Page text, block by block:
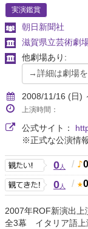
実演鑑賞
朝日新聞社
滋賀県立芸術劇
他劇場あり:
2008/11/16 (日)
上演時間：
公式サイト：
※正式な公演情
0人 /
0人 /
2007年ROF新演出上
全3幕 イタリア語上